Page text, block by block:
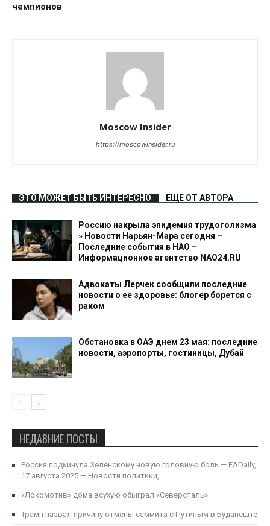
чемпионов
Moscow Insider
https://moscowinsider.ru
ЭТО МОЖЕТ БЫТЬ ИНТЕРЕСНО ЕЩЕ ОТ АВТОРА
Россию накрыла эпидемия трудоголизма
» Новости Нарьян-Мара сегодня –
Последние события в НАО –
Информационное агентство NAO24.RU
Адвокаты Лерчек сообщили последние
новости о ее здоровье: блогер борется с
раком
Обстановка в ОАЭ днем 23 мая: последние
новости, аэропорты, гостиницы, Дубай
НЕДАВНИЕ ПОСТЫ
Россия подкинула Зеленскому новую головную боль — EADaily,
17 августа 2025 — Новости политики,...
«Локомотив» дома всухую обыграл «Северсталь»
Трамп назвал причину отмены саммита с Путиным в Будапеште